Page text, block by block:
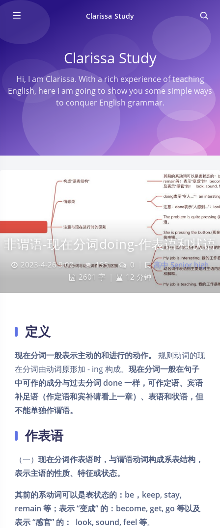
Clarissa Study
Clarissa Study
Hi, I am Clarissa. With a rich experience of teaching
English, here I am going to show you some simple ways
to conquer English grammar.
非谓语-现在分词doing-作表语和状语
2023-4-26 9:00 | 155 | 0
高中 Senior high
2601 字
12 分钟
定义
现在分词一般表示主动的和进行的动作。
规则动词的现
在分词由动词原形加 - ing 构成。 现在分词一般在句子
中可作的成分与过去分词 done 一样，可作定语、宾语
补足语 （作定语和宾补请看上一章） 、表语和状语，但
不能单独作谓语。
作表语
（一） 现在分词作表语时，与谓语动词构成系表结构，
表示主语的性质、特征或状态。
其前的系动词可以是表状态的：be，keep, stay,
remain 等；表示 “变成” 的：become, get, go 等以及
表示 “感官” 的： look, sound, feel 等。